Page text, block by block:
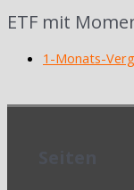
ETF mit
1-Monats-